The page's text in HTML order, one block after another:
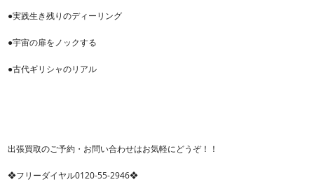
●実践生き残りのディーリング
●宇宙の扉をノックする
●古代ギリシャのリアル
出張買取のご予約・お問い合わせはお気軽にどうぞ！！
❖フリーダイヤル0120-55-2946❖